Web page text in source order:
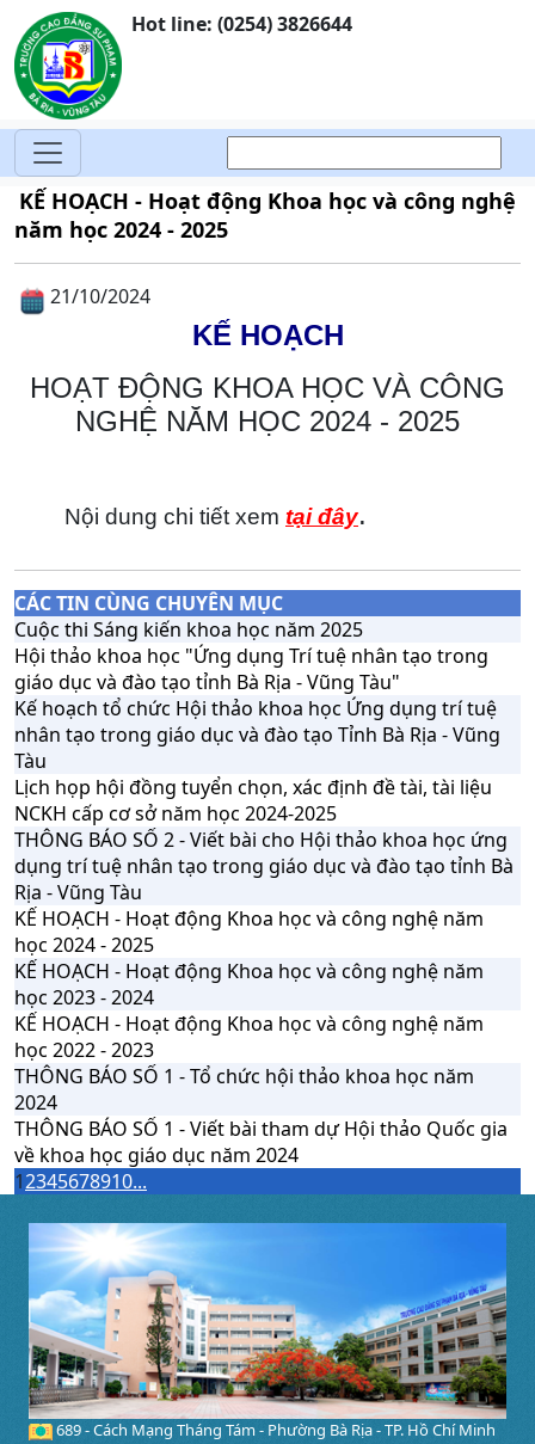
Hot line: (0254) 3826644
KẾ HOẠCH - Hoạt động Khoa học và công nghệ
năm học 2024 - 2025
21/10/2024
KẾ HOẠCH
HOẠT ĐỘNG KHOA HỌC VÀ CÔNG
NGHỆ NĂM HỌC 2024 - 2025
Nội dung chi tiết xem tại đây.
CÁC TIN CÙNG CHUYÊN MỤC
Cuộc thi Sáng kiến khoa học năm 2025
Hội thảo khoa học "Ứng dụng Trí tuệ nhân tạo trong
giáo dục và đào tạo tỉnh Bà Rịa - Vũng Tàu"
Kế hoạch tổ chức Hội thảo khoa học Ứng dụng trí tuệ
nhân tạo trong giáo dục và đào tạo Tỉnh Bà Rịa - Vũng
Tàu
Lịch họp hội đồng tuyển chọn, xác định đề tài, tài liệu
NCKH cấp cơ sở năm học 2024-2025
THÔNG BÁO SỐ 2 - Viết bài cho Hội thảo khoa học ứng
dụng trí tuệ nhân tạo trong giáo dục và đào tạo tỉnh Bà
Rịa - Vũng Tàu
KẾ HOẠCH - Hoạt động Khoa học và công nghệ năm
học 2024 - 2025
KẾ HOẠCH - Hoạt động Khoa học và công nghệ năm
học 2023 - 2024
KẾ HOẠCH - Hoạt động Khoa học và công nghệ năm
học 2022 - 2023
THÔNG BÁO SỐ 1 - Tổ chức hội thảo khoa học năm
2024
THÔNG BÁO SỐ 1 - Viết bài tham dự Hội thảo Quốc gia
về khoa học giáo dục năm 2024
12345678910...
689 - Cách Mạng Tháng Tám - Phường Bà Rịa - TP. Hồ Chí Minh